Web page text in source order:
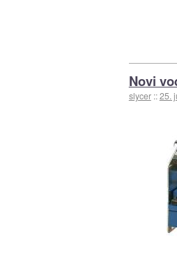
Novi
slycer ::25.